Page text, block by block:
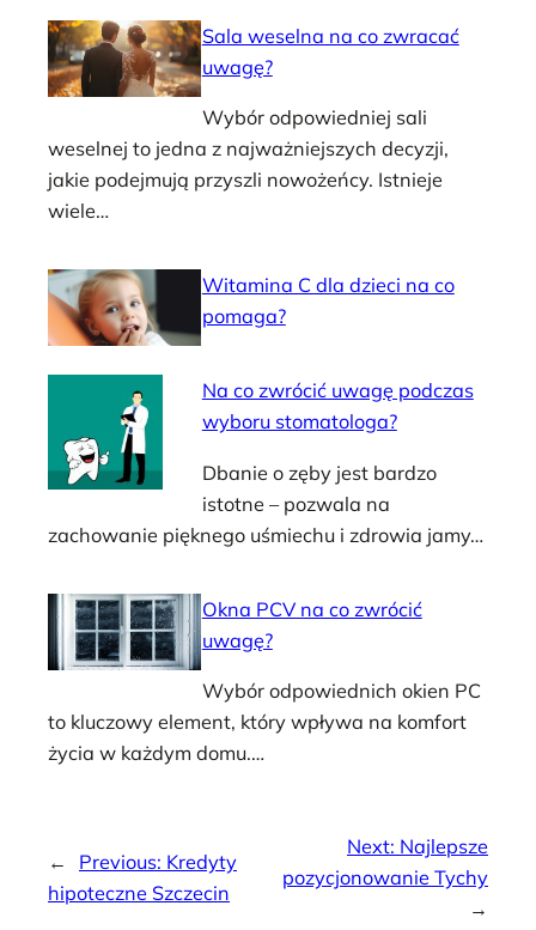
Sala weselna na co zwracać
uwagę?
Wybór odpowiedniej sali
weselnej to jedna z najważniejszych decyzji,
jakie podejmują przyszli nowożeńcy. Istnieje
wiele…
Witamina C dla dzieci na co
pomaga?
Na co zwrócić uwagę podczas
wyboru stomatologa?
Dbanie o zęby jest bardzo
istotne – pozwala na
zachowanie pięknego uśmiechu i zdrowia jamy…
Okna PCV na co zwrócić
uwagę?
Wybór odpowiednich okien PC
to kluczowy element, który wpływa na komfort
życia w każdym domu.…
← Previous: Kredyty
hipoteczne Szczecin
Next: Najlepsze
pozycjonowanie Tychy
→